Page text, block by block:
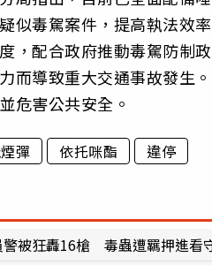
似毒駕案件，提高執法效
，配合政府推動毒駕防制
而導致重大交通事故發生
危害公共安全。
彈 依托咪酯 違停
警被狂轟16槍 毒蟲遭羈押進看